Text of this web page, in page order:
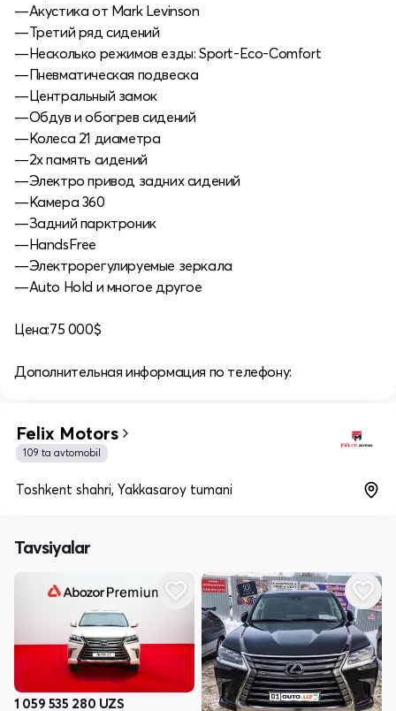
—Акустика от Mark Levinson
—Третий ряд сидений
—Несколько режимов езды: Sport-Eco-Comfort
—Пневматическая подвеска
—Центральный замок
—Обдув и обогрев сидений
—Колеса 21 диаметра
—2х память сидений
—Электро привод задних сидений
—Камера 360
—Задний парктроник
—HandsFree
—Электрорегулируемые зеркала
—Auto Hold и многое другое
Цена:75 000$
Дополнительная информация по телефону:
Felix Motors
109 ta avtomobil
Toshkent shahri, Yakkasaroy tumani
Tavsiyalar
1 059 535 280 UZS